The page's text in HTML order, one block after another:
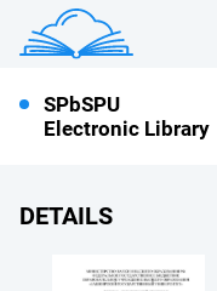
SPbSPU
Electronic Library
DETAILS